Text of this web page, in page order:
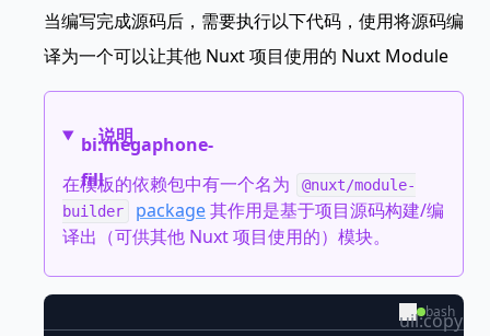
当编写完成源码后，需要执行以下代码，使用将源码编
译为一个可以让其他 Nuxt 项目使用的 Nuxt Module
bi:megaphone-
fill
说明
在模板的依赖包中有一个名为
@nuxt/module-
builder
package其作用是基于项目源码构建/编
译出（可供其他 Nuxt 项目使用的）模块。
uil:copy
bash